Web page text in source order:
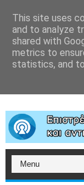
This site uses
and to analyze
shared with
metrics to
statistics, and